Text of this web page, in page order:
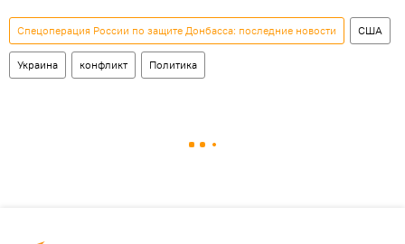
Спецоперация России по защите Донбасса: последние новости США
Украина конфликт Политика